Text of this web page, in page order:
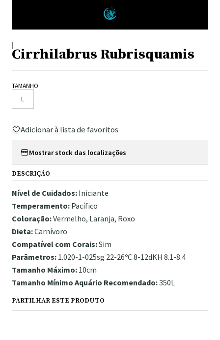
|
Cirrhilabrus Rubrisquamis
TAMANHO
L
Adicionar à lista de favoritos
Mostrar stock das localizações
DESCRIÇÃO
Nível de Cuidados: Iniciante
Temperamento: Pacífico
Coloração:Vermelho, Laranja, Roxo
Dieta:Carnívoro
Compatível com Corais:Sim
Parâmetros: 1.020-1-025sg 22-26ºC 8-12dKH 8.1-8.4
Tamanho Máximo: 10cm
Tamanho Mínimo Aquário Recomendado:350L
PARTILHAR ESTE PRODUTO